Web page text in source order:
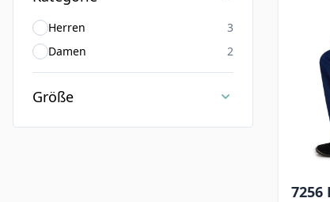
Herren
3
Damen
2
Größe